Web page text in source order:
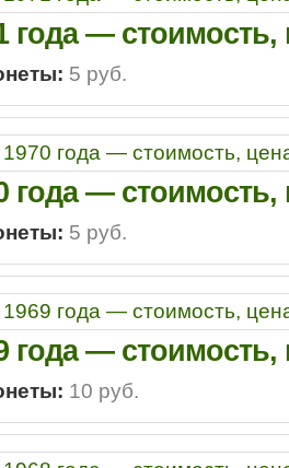
года —
5 руб.
года —
5 руб.
года —
10 руб.